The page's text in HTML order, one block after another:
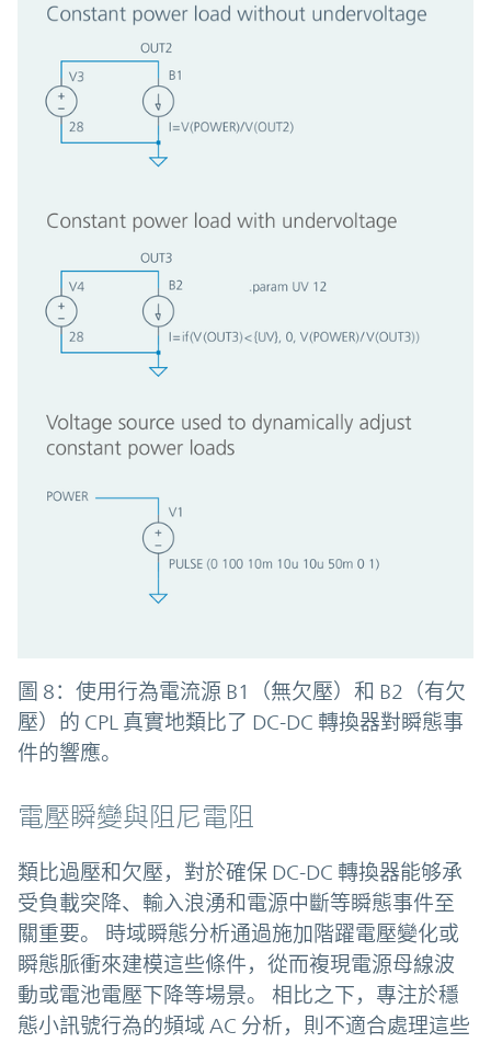
圖 8：使用行為電流源 B1（無欠壓）和 B2（有欠
壓）的 CPL 真實地類比了 DC-DC 轉換器對瞬態事
件的響應。
電壓瞬變與阻尼電阻
類比過壓和欠壓，對於確保 DC-DC 轉換器能够承
受負載突降、輸入浪湧和電源中斷等瞬態事件至
關重要。 時域瞬態分析通過施加階躍電壓變化或
瞬態脈衝來建模這些條件，從而複現電源母線波
動或電池電壓下降等場景。 相比之下，專注於穩
態小訊號行為的頻域 AC 分析，則不適合處理這些